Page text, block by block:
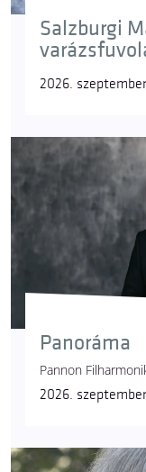
Salzburgi
2026. szeptember
Panoráma
Pannon
2026.